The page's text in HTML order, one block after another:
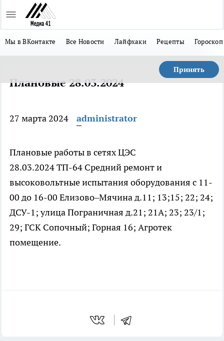
Мы в ВКонтакте Все Новости Лайфхаки Рецепты Гороскоп
Принять
Плановые 28.03.2024
27 марта 2024 administrator
Плановые работы в сетях ЦЭС
28.03.2024 ТП-64 Средний ремонт и
высоковольтные испытания оборудования с 11-
00 до 16-00 Елизово–Мячина д.11; 13;15; 22; 24;
ДСУ-1; улица Пограничная д.21; 21А; 23; 23/1;
29; ГСК Сопочный; Горная 16; Агротек
помещение.